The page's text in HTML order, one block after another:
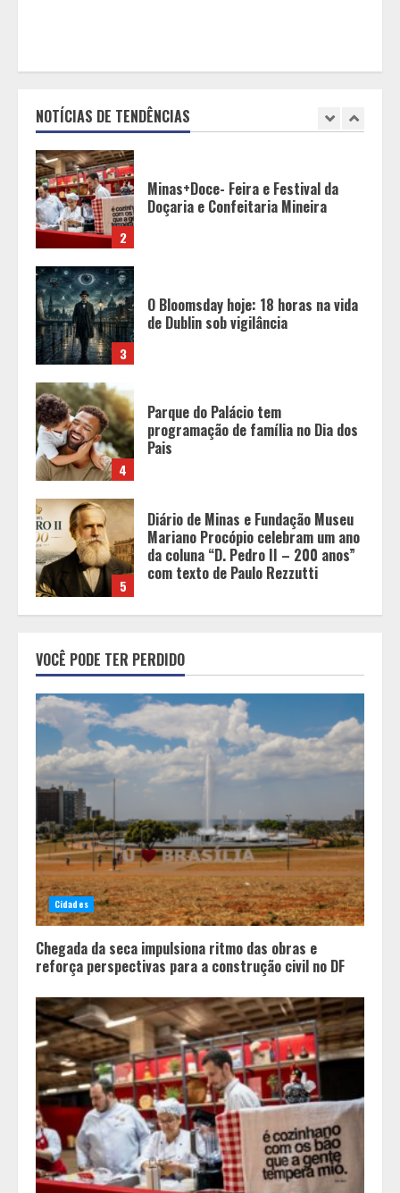
NOTÍCIAS DE TENDÊNCIAS
2
Minas+Doce- Feira e Festival da
3
O Bloomsday hoje: 18 horas na vida
de Dublin sob vigilância
4
Parque do Palácio tem
programação de família no Dia dos
Pais
5
Diário de Minas e Fundação Museu
Mariano Procópio celebram um ano
da coluna “D. Pedro II – 200 anos”
com texto de Paulo Rezzutti
1
Chegada da seca impulsiona ritmo
das obras e reforça perspectivas
para a construção civil no DF
Minas+Doce- Feira e Festival da
Doçaria e Confeitaria Mineira
3
O Bloomsday hoje: 18 horas na vida
de Dublin sob vigilância
Parque do Palácio tem
programação de família no Dia dos
Pais
VOCÊ PODE TER PERDIDO
Cidades
Chegada da seca impulsiona ritmo das obras e
reforça perspectivas para a construção civil no DF